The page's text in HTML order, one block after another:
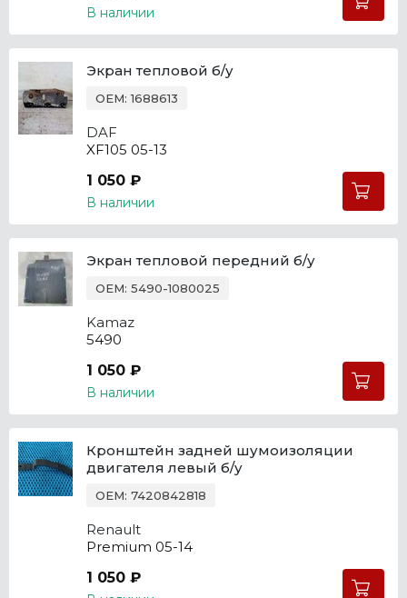
В наличии
Экран тепловой б/у
OEM: 1688613
DAF
XF105 05-13
1 050 ₽
В наличии
Экран тепловой передний б/у
OEM: 5490-1080025
Kamaz
5490
1 050 ₽
В наличии
Кронштейн задней шумоизоляции
двигателя левый б/у
OEM: 7420842818
Renault
Premium 05-14
1 050 ₽